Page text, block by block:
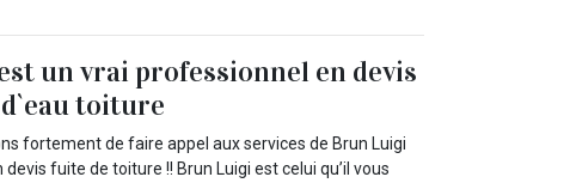
un vrai professionnel en devis
toiture
fortement de faire appel aux services de Brun Luigi
fuite de toiture !! Brun Luigi est celui qu’il vous